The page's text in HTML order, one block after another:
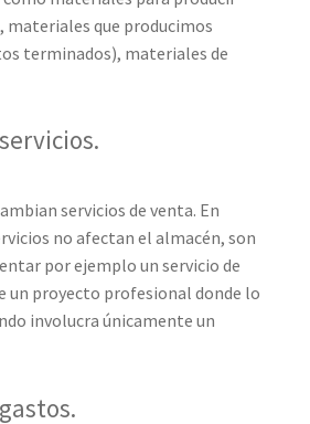
que producimos
terminados), materiales de
servicios de venta. En
no afectan el almacén, son
por ejemplo un servicio de
un proyecto profesional donde lo
involucra únicamente un